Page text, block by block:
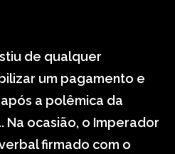
de qualquer
um pagamento e
a polêmica da
ocasião, o Imperador
firmado com o